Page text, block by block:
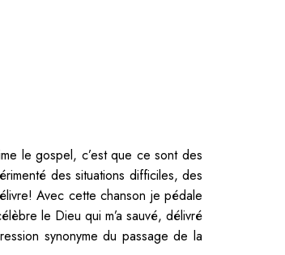
le gospel, c’est que ce sont des
des situations difficiles, des
Avec cette chanson je pédale
le Dieu qui m’a sauvé, délivré
synonyme du passage de la